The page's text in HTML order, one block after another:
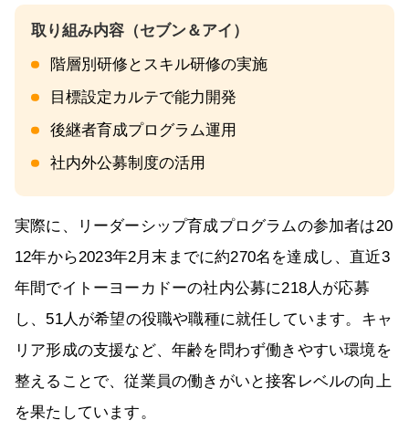
階層別研修とスキル研修の実施
目標設定カルテで能力開発
後継者育成プログラム運用
社内外公募制度の活用
実際に、リーダーシップ育成プログラムの参加者は20
12年から2023年2月末までに約270名を達成し、直近3
年間でイトーヨーカドーの社内公募に218人が応募
し、51人が希望の役職や職種に就任しています。キャ
リア形成の支援など、年齢を問わず働きやすい環境を
整えることで、従業員の働きがいと接客レベルの向上
を果たしています。